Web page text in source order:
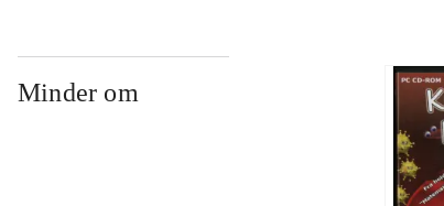
Minder om